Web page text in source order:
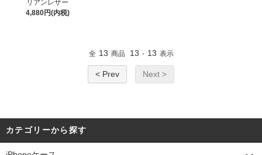
リアンレザー
4,880円(内税)
全 13 商品 13 - 13 表示
< Prev Next >
カテゴリーから探す